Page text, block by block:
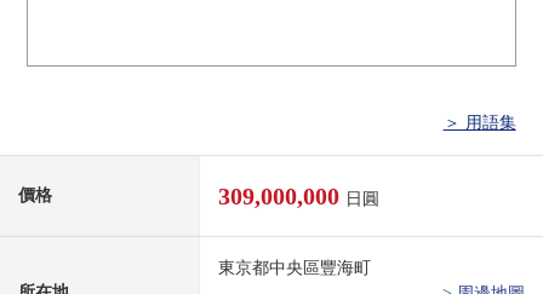
＞ 用語集
價格 309,000,000 日圓
東京都中央區豐海町